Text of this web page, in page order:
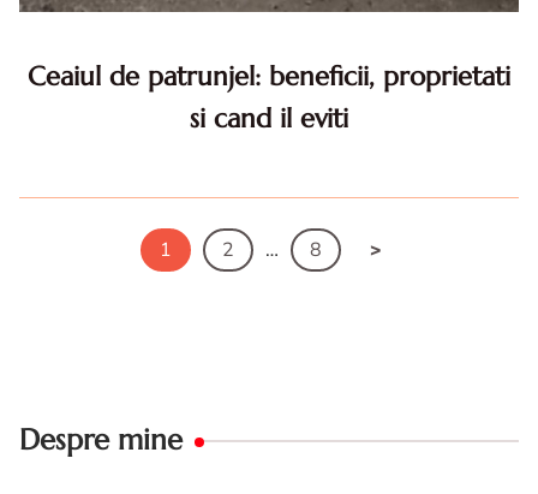
Ceaiul de patrunjel: beneficii, proprietati
si cand il eviti
patrunjel
1
2 … 8
Despre mine